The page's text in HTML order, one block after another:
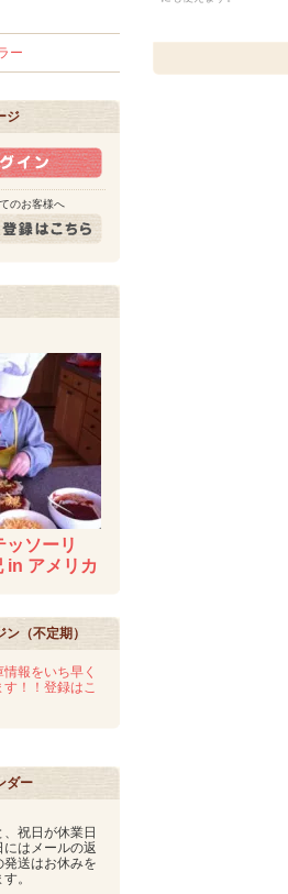
ー
ジ
のお客様へ
ッソーリ
in アメリカ
（不定期）
報をいち早く
！！登録はこ
ダー
祝日が休業日
はメールの返
送はお休みを
ます。